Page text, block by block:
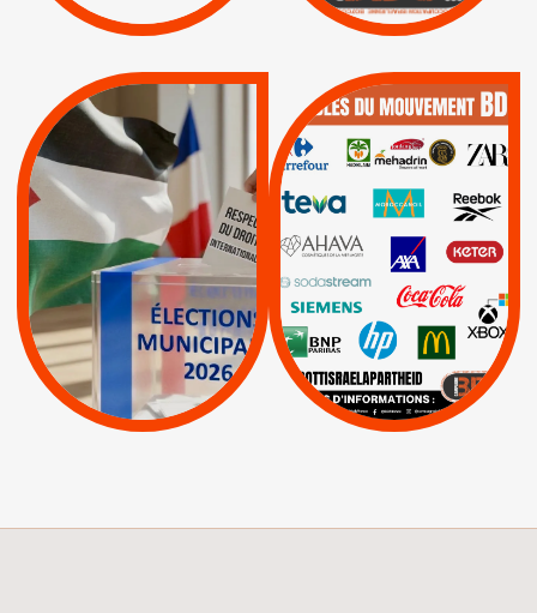
| Actus Pétitions
MUNICIPALES 2026 :
JE VOTE POUR LE
RESPECT DU DROIT
INTERNATIONAL EN
PALESTINE
APPELS | Actus
Espaces Sans
Apartheid
| Lettres d'interpellation
Pétitions
QUE BOYCOTTER ?
BOYCOTT /
AXA BNP | CAF |
Carrefour | HP |
Keter |
Livres et brochures |
Mehadrin | PUMA
Sodastream |
Visuels, tracts,
affiches,...